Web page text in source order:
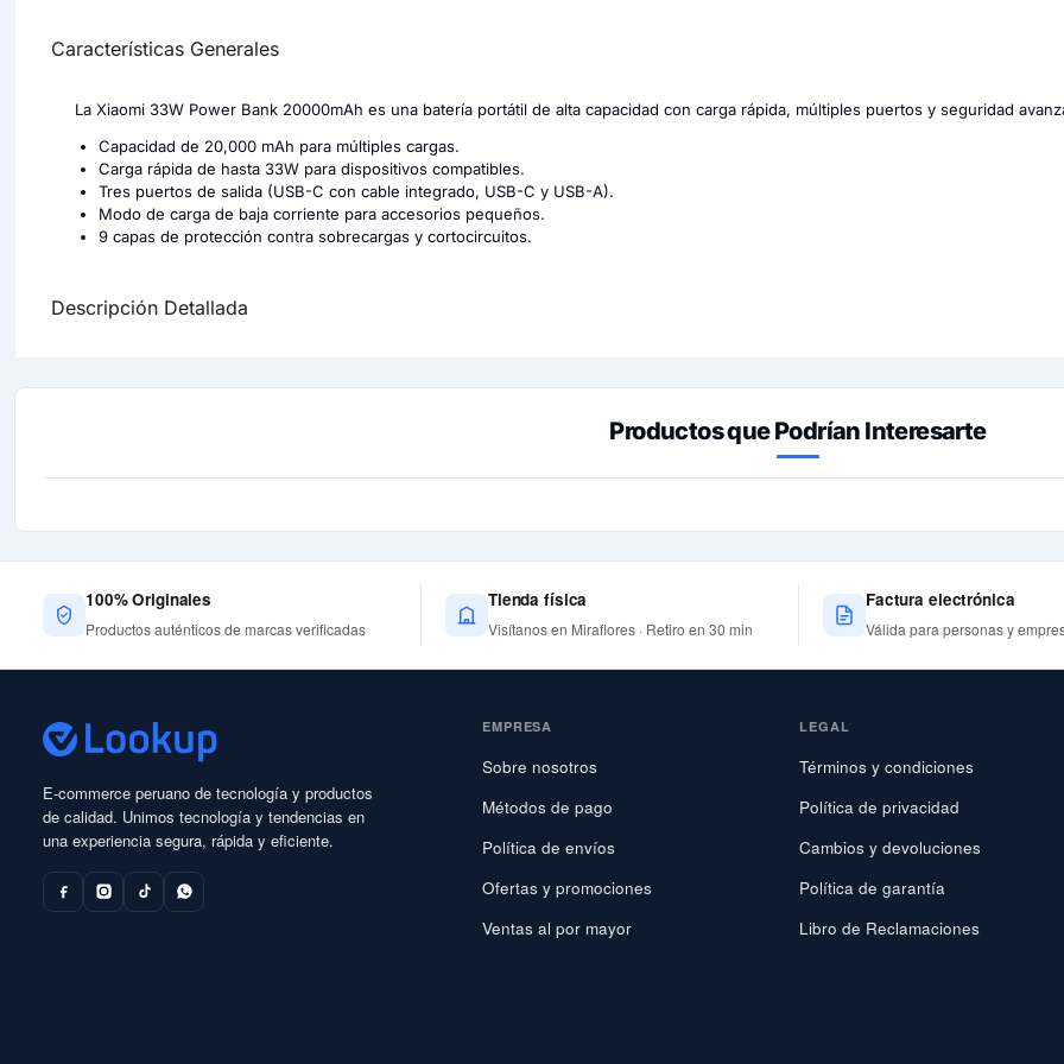
Características Generales
La Xiaomi 33W Power Bank 20000mAh es una batería portátil de alta capacidad con carga rápida, múltiples puertos y seguridad
Capacidad de 20,000 mAh para múltiples cargas.
Carga rápida de hasta 33W para dispositivos compatibles.
Tres puertos de salida (USB-C con cable integrado, USB-C y USB-A).
Modo de carga de baja corriente para accesorios pequeños.
9 capas de protección contra sobrecargas y cortocircuitos.
Descripción Detallada
Productos que Podrían Interesarte
100% Originales
Productos auténticos de marcas verificadas
Tienda física
Visítanos en Miraflores · Retiro en 30 min
Factura electrónica
Válida para personas y
E-commerce peruano de tecnología y productos
de calidad. Unimos tecnología y tendencias en
una experiencia segura, rápida y eficiente.
EMPRESA
Sobre nosotros
Métodos de pago
Política de envíos
Ofertas y promociones
Ventas al por mayor
LEGAL
Términos y condiciones
Política de privacidad
Cambios y devoluciones
Política de garantía
Libro de Reclamaciones